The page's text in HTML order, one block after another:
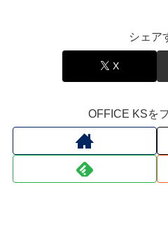
シェア
X
OFFICE KSを